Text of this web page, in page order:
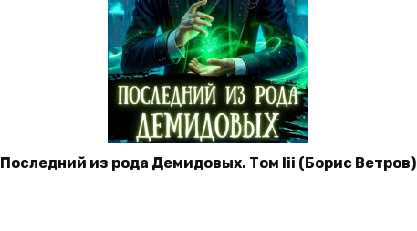
Последний из рода Демидовых. Том Iii (Борис Ветров)